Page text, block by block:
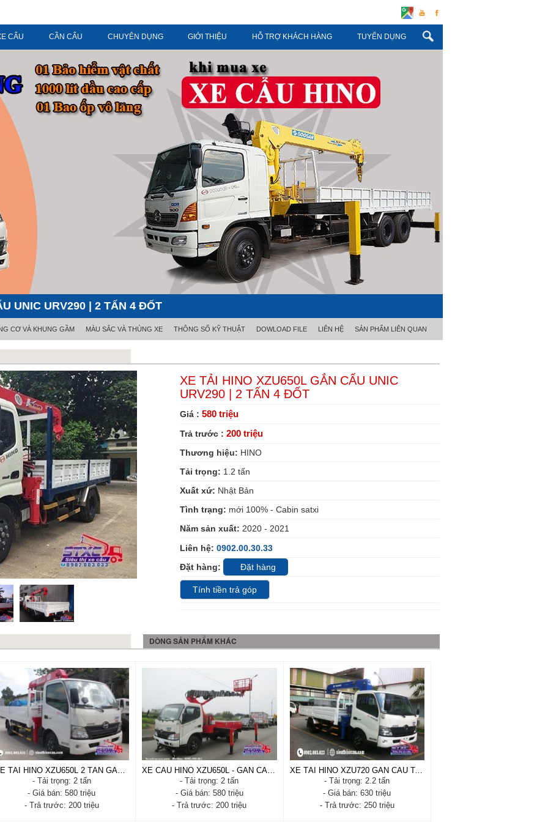
CẨU CẦN CẨU CHUYÊN DỤNG GIỚI THIỆU HỖ TRỢ KHÁCH HÀNG TUYỂN DỤNG
UNIC URV290 | 2 TẤN 4 ĐỐT
CƠ VÀ KHUNG GẦM MÀU SẮC VÀ THÙNG XE THÔNG SỐ KỸ THUẬT DOWLOAD FILE LIÊN HỆ SẢN PHẨM LIÊN QUAN
XE TẢI HINO XZU650L GẮN CẨU UNIC
URV290 | 2 TẤN 4 ĐỐT
Giá : 580 triệu
Trả trước : 200 triệu
Thương hiệu: HINO
Tải trọng: 1.2 tấn
Xuất xứ: Nhật Bản
Tình trạng: mới 100% - Cabin satxi
Năm sản xuất: 2020 - 2021
Liên hệ: 0902.00.30.33
Đặt hàng:
Đặt hàng
Tính tiền trả góp
DÒNG SẢN PHẨM KHÁC
XE TẢI HINO XZU650L 2 TẤN GẮN CẦN CẨU UNIC URV340
- Tải trọng: 2 tấn
- Giá bán: 580 triệu
- Trả trước: 200 triệu
XE CẨU HINO XZU650L - GẮN CẦN CẨU NÂNG NGƯỜI ATOM 180VL
- Tải trọng: 2 tấn
- Giá bán: 580 triệu
- Trả trước: 200 triệu
XE TẢI HINO XZU720 GẮN CẨU TADANO TM-ZE304MH 2.2 TẤN
- Tải trọng: 2.2 tấn
- Giá bán: 630 triệu
- Trả trước: 250 triệu